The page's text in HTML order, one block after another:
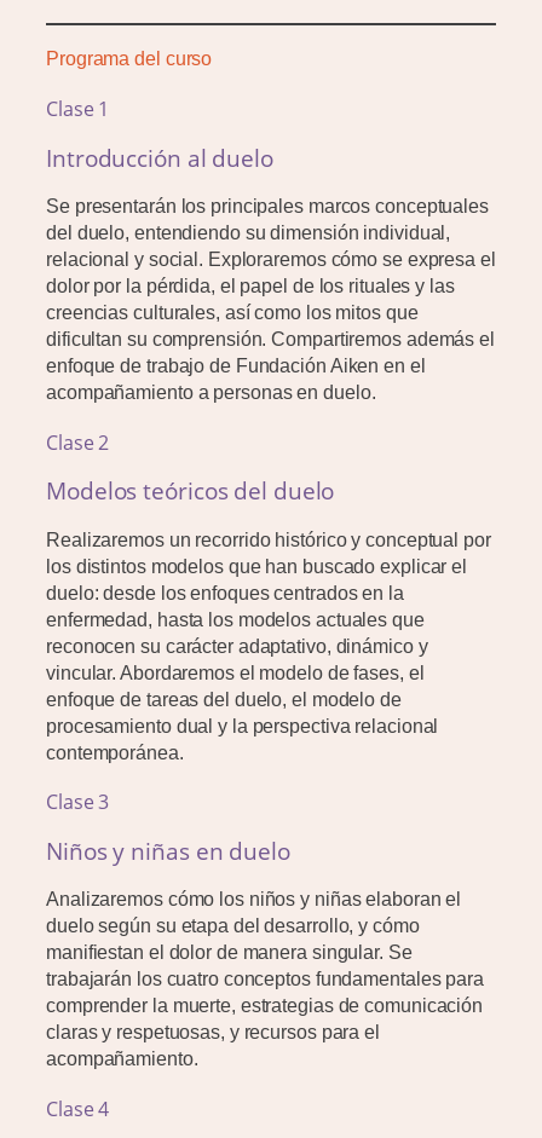
Programa del curso
Clase 1
Introducción al duelo
Se presentarán los principales marcos conceptuales
del duelo, entendiendo su dimensión individual,
relacional y social. Exploraremos cómo se expresa el
dolor por la pérdida, el papel de los rituales y las
creencias culturales, así como los mitos que
dificultan su comprensión. Compartiremos además el
enfoque de trabajo de Fundación Aiken en el
acompañamiento a personas en duelo.
Clase 2
Modelos teóricos del duelo
Realizaremos un recorrido histórico y conceptual por
los distintos modelos que han buscado explicar el
duelo: desde los enfoques centrados en la
enfermedad, hasta los modelos actuales que
reconocen su carácter adaptativo, dinámico y
vincular. Abordaremos el modelo de fases, el
enfoque de tareas del duelo, el modelo de
procesamiento dual y la perspectiva relacional
contemporánea.
Clase 3
Niños y niñas en duelo
Analizaremos cómo los niños y niñas elaboran el
duelo según su etapa del desarrollo, y cómo
manifiestan el dolor de manera singular. Se
trabajarán los cuatro conceptos fundamentales para
comprender la muerte, estrategias de comunicación
claras y respetuosas, y recursos para el
acompañamiento.
Clase 4